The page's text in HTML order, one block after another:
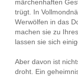
märchenhaften
trügt. In
Werwölfen in das
machen sie zu
lassen sie sich
Aber davon ist
droht. Ein